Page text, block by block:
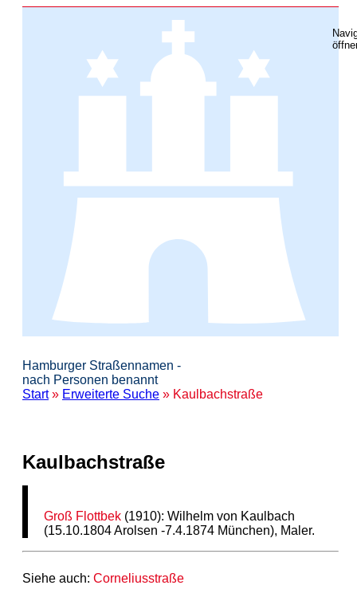
Hamburger Straßennamen -
nach Personen benannt
Start» Erweiterte Suche » Kaulbachstraße
Kaulbachstraße
Groß Flottbek (1910): Wilhelm von Kaulbach
(15.10.1804 Arolsen -7.4.1874 München), Maler.
Siehe auch: Corneliusstraße